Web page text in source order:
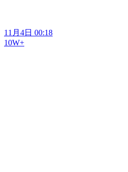
11月4日 00:18
10W+